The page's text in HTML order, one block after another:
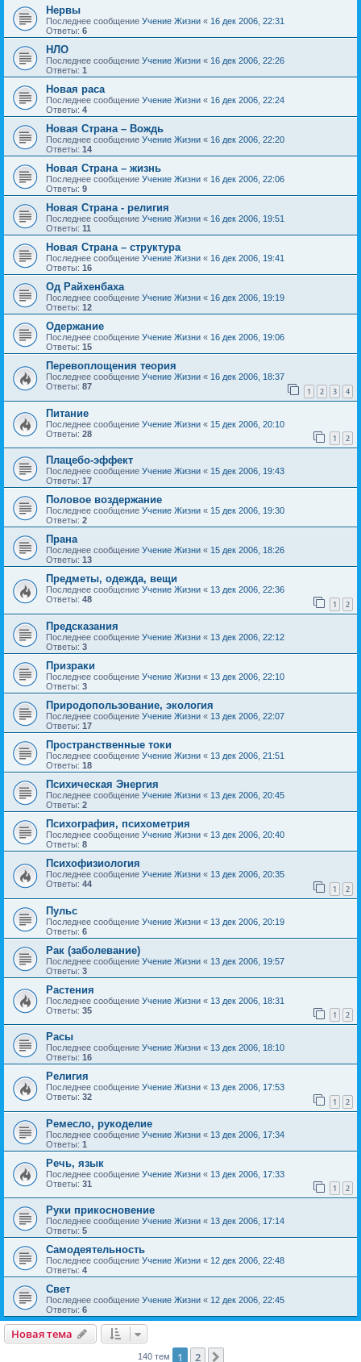
Нервы
Последнее сообщение Учение Жизни « 16 дек 2006, 22:31
Ответы: 6
НЛО
Последнее сообщение Учение Жизни « 16 дек 2006, 22:26
Ответы: 1
Новая раса
Последнее сообщение Учение Жизни « 16 дек 2006, 22:24
Ответы: 4
Новая Страна – Вождь
Последнее сообщение Учение Жизни « 16 дек 2006, 22:20
Ответы: 14
Новая Страна – жизнь
Последнее сообщение Учение Жизни « 16 дек 2006, 22:06
Ответы: 9
Новая Страна - религия
Последнее сообщение Учение Жизни « 16 дек 2006, 19:51
Ответы: 11
Новая Страна – структура
Последнее сообщение Учение Жизни « 16 дек 2006, 19:41
Ответы: 16
Од Райхенбаха
Последнее сообщение Учение Жизни « 16 дек 2006, 19:19
Ответы: 12
Одержание
Последнее сообщение Учение Жизни « 16 дек 2006, 19:06
Ответы: 15
Перевоплощения теория
Последнее сообщение Учение Жизни « 16 дек 2006, 18:37
Ответы: 87 1 2 3 4
Питание
Последнее сообщение Учение Жизни « 15 дек 2006, 20:10
Ответы: 28 1 2
Плацебо-эффект
Последнее сообщение Учение Жизни « 15 дек 2006, 19:43
Ответы: 17
Половое воздержание
Последнее сообщение Учение Жизни « 15 дек 2006, 19:30
Ответы: 2
Прана
Последнее сообщение Учение Жизни « 15 дек 2006, 18:26
Ответы: 13
Предметы, одежда, вещи
Последнее сообщение Учение Жизни « 13 дек 2006, 22:36
Ответы: 48 1 2
Предсказания
Последнее сообщение Учение Жизни « 13 дек 2006, 22:12
Ответы: 3
Призраки
Последнее сообщение Учение Жизни « 13 дек 2006, 22:10
Ответы: 3
Природопользование, экология
Последнее сообщение Учение Жизни « 13 дек 2006, 22:07
Ответы: 17
Пространственные токи
Последнее сообщение Учение Жизни « 13 дек 2006, 21:51
Ответы: 18
Психическая Энергия
Последнее сообщение Учение Жизни « 13 дек 2006, 20:45
Ответы: 2
Психография, психометрия
Последнее сообщение Учение Жизни « 13 дек 2006, 20:40
Ответы: 8
Психофизиология
Последнее сообщение Учение Жизни « 13 дек 2006, 20:35
Ответы: 44 1 2
Пульс
Последнее сообщение Учение Жизни « 13 дек 2006, 20:19
Ответы: 6
Рак (заболевание)
Последнее сообщение Учение Жизни « 13 дек 2006, 19:57
Ответы: 3
Растения
Последнее сообщение Учение Жизни « 13 дек 2006, 18:31
Ответы: 35 1 2
Расы
Последнее сообщение Учение Жизни « 13 дек 2006, 18:10
Ответы: 16
Религия
Последнее сообщение Учение Жизни « 13 дек 2006, 17:53
Ответы: 32 1 2
Ремесло, рукоделие
Последнее сообщение Учение Жизни « 13 дек 2006, 17:34
Ответы: 1
Речь, язык
Последнее сообщение Учение Жизни « 13 дек 2006, 17:33
Ответы: 31 1 2
Руки прикосновение
Последнее сообщение Учение Жизни « 13 дек 2006, 17:14
Ответы: 5
Самодеятельность
Последнее сообщение Учение Жизни « 12 дек 2006, 22:48
Ответы: 4
Свет
Последнее сообщение Учение Жизни « 12 дек 2006, 22:45
Ответы: 6
Новая тема
140 тем 1 2